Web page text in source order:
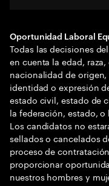
Oportunidad Laboral
Todas las decisiones
en cuenta la edad,
nacionalidad de
identidad o expresión
estado civil, estado de
la federación, estado, o
Los candidatos no
sellados o cancelados
proceso de
proporcionar
nuestros hombres y